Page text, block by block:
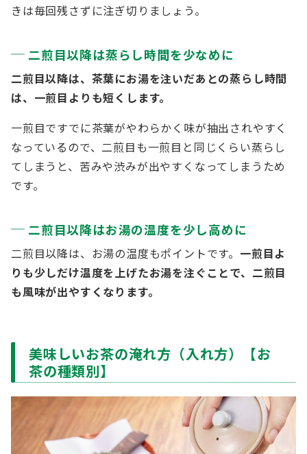
きは毎回残さずに注ぎ切りましょう。
二煎目以降は蒸らし時間を少なめに
二煎目以降は、茶葉にお湯を注いだあとの蒸らし時間
は、一煎目よりも短くします。
一煎目ですでに茶葉がやわらかく味が抽出されやすく
なっているので、二煎目も一煎目と同じくらい蒸らし
てしまうと、苦みや渋みが出やすくなってしまうため
です。
二煎目以降はお湯の温度を少し高めに
二煎目以降は、お湯の温度もポイントです。 一煎目よ
りも少しだけ温度を上げたお湯を注ぐことで、二煎目
も風味が出やすくなります。
美味しいお茶の淹れ方（入れ方）【お
茶の種類別】